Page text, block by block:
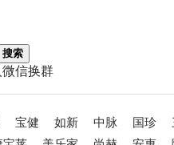
搜索
信换群
宝健 如新 中脉 国珍